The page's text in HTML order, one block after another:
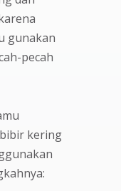
gunakan
pecah
kering